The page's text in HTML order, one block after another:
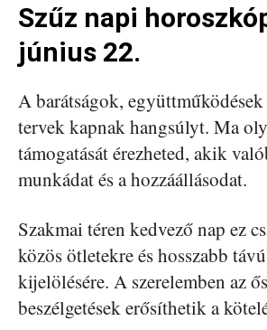
Szűz napi
június 22.
A barátságok,
tervek kapnak hangsúlyt. Ma
támogatását érezheted, akik
munkádat és a hozzáállásodat.
Szakmai téren kedvező nap ez
közös ötletekre és hosszabb
kijelölésére. A szerelemben az
beszélgetések erősíthetik a